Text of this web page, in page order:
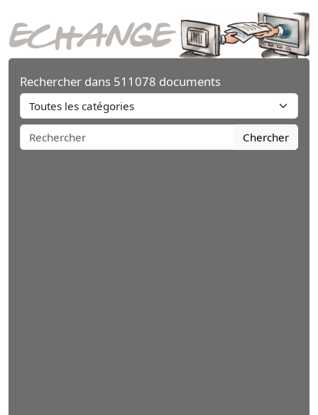
Rechercher dans 511078 documents
Chercher